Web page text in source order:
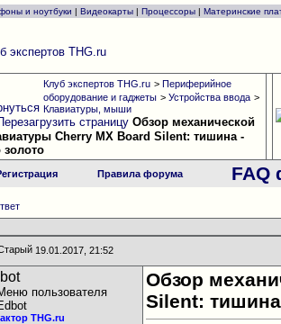
и ноутбуки | Видеокарты | Процессоры | Материнские
Клуб экспертов THG.ru > Периферийное
оборудование и гаджеты > Устройства ввода >
Клавиатуры, мыши
Обзор механической
Cherry MX Board Silent: тишина -
золото
Правила форума FAQ
19.01.2017, 21:52
THG.ru
Обзор
Silent: тишина